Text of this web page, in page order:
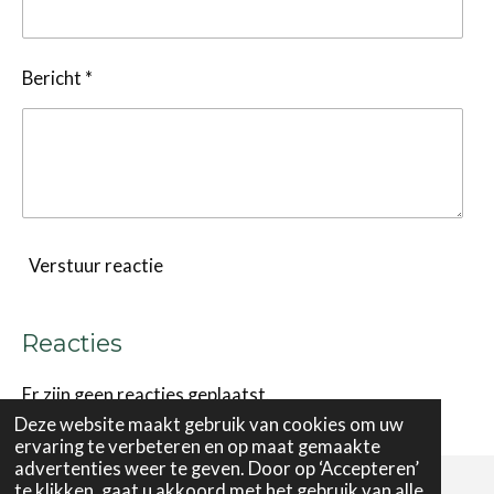
Deze website maakt gebruik van cookies om uw
ervaring te verbeteren en op maat gemaakte
advertenties weer te geven. Door op ‘Accepteren’
Bericht *
Verstuur reactie
Reacties
Er zijn geen reacties geplaatst.